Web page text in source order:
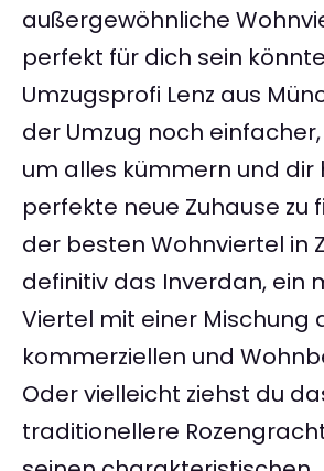
außergewöhnliche
perfekt für dich sein
Umzugsprofi Lenz aus
der Umzug noch
um alles kümmern und dir
perfekte neue Zuhause zu
der besten Wohnviertel in
definitiv das Inverdan, ein
Viertel mit einer Mischung
kommerziellen und
Oder vielleicht ziehst du
traditionellere